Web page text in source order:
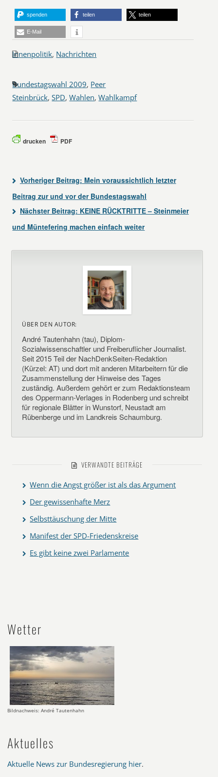
spenden teilen teilen
E-Mail
Innenpolitik, Nachrichten
Bundestagswahl 2009, Peer
Steinbrück,SPD,Wahlen,Wahlkampf
drucken PDF
Vorheriger Beitrag: Mein voraussichtlich letzter
Beitrag zur und vor der Bundestagswahl
Nächster Beitrag: KEINE RÜCKTRITTE – Steinmeier
und Müntefering machen einfach weiter
ÜBER DEN AUTOR:
André Tautenhahn (tau), Diplom-
Sozialwissenschaftler und Freiberuflicher Journalist.
Seit 2015 Teil der NachDenkSeiten-Redaktion
(Kürzel: AT) und dort mit anderen Mitarbeitern für die
Zusammenstellung der Hinweise des Tages
zuständig. Außerdem gehört er zum Redaktionsteam
des Oppermann-Verlages in Rodenberg und schreibt
für regionale Blätter in Wunstorf, Neustadt am
Rübenberge und im Landkreis Schaumburg.
VERWANDTE BEITRÄGE
Wenn die Angst größer ist als das Argument
Der gewissenhafte Merz
Selbsttäuschung der Mitte
Manifest der SPD-Friedenskreise
Es gibt keine zwei Parlamente
Wetter
Bildnachweis: André Tautenhahn
Aktuelles
Aktuelle News zur Bundesregierung hier.